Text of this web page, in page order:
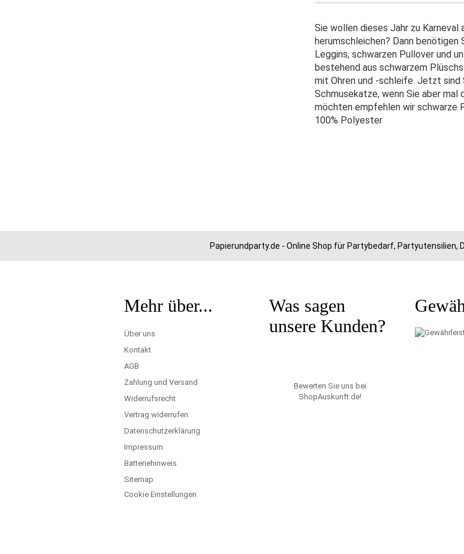
Sie wollen dieses Jahr zu Karneval
herumschleichen? Dann benötigen
Leggins, schwarzen Pullover und
bestehend aus schwarzem
mit Ohren und -schleife. Jetzt sind
Schmusekatze, wenn Sie aber mal
möchten empfehlen wir schwarze
100% Polyester
Papierundparty.de - Online Shop für Partybedarf, Partyutensilien,
Mehr über...
Über uns
Kontakt
AGB
Zahlung und Versand
Widerrufsrecht
Vertrag widerrufen
Datenschutzerklärung
Impressum
Batteriehinweis
Sitemap
Cookie Einstellungen
Was sagen
unsere Kunden?
Bewerten Sie uns bei
ShopAuskunft.de!